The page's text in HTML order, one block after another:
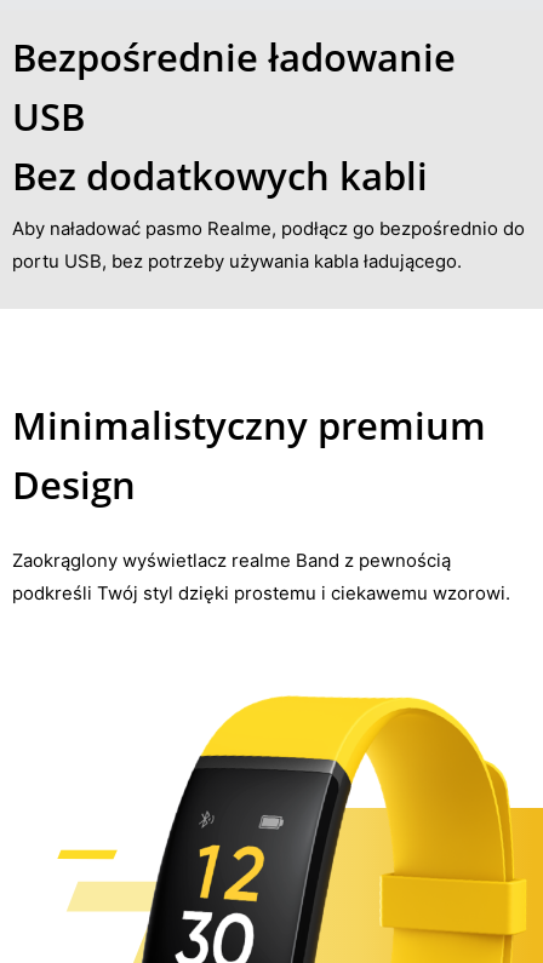
Bezpośrednie ładowanie
USB
Bez dodatkowych kabli
Aby naładować pasmo Realme, podłącz go bezpośrednio do
portu USB, bez potrzeby używania kabla ładującego.
Minimalistyczny premium
Design
Zaokrąglony wyświetlacz realme Band z pewnością
podkreśli Twój styl dzięki prostemu i ciekawemu wzorowi.